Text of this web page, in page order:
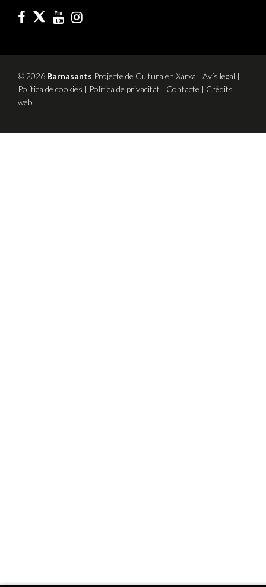
© 2026 Barnasants Projecte de Cultura en Xarxa | Avís legal |
Política de cookies | Política de privacitat | Contacte | Crédits
web